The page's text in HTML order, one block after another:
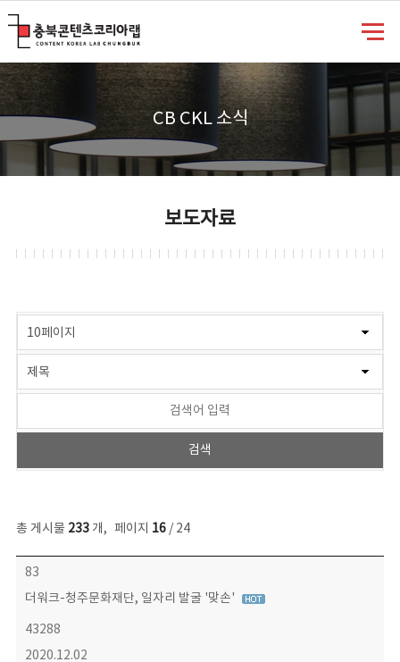
CB CKL 소식
보도자료
총 게시물 233개, 페이지 16/ 24
보도자료 목록 - 번호, 제목, 작성자, 파일, 조회수, 작성일 정보 제공
83
더워크-청주문화재단, 일자리 발굴 '맞손'
43288
2020.12.02